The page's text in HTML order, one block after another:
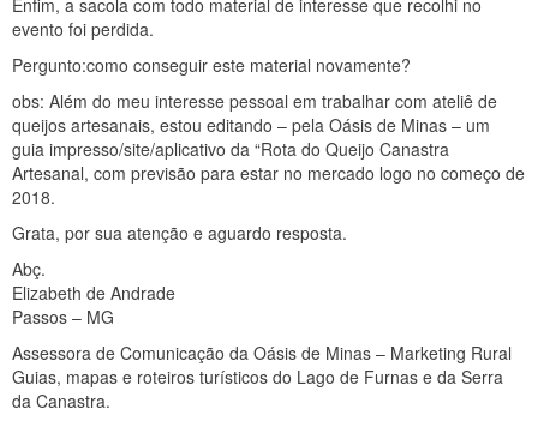
Enfim, a sacola com todo material de interesse que recolhi no
evento foi perdida.
Pergunto:como conseguir este material novamente?
obs: Além do meu interesse pessoal em trabalhar com ateliê de
queijos artesanais, estou editando – pela Oásis de Minas – um
guia impresso/site/aplicativo da “Rota do Queijo Canastra
Artesanal, com previsão para estar no mercado logo no começo de
2018.
Grata, por sua atenção e aguardo resposta.
Abç.
Elizabeth de Andrade
Passos – MG
Assessora de Comunicação da Oásis de Minas – Marketing Rural
Guias, mapas e roteiros turísticos do Lago de Furnas e da Serra
da Canastra.